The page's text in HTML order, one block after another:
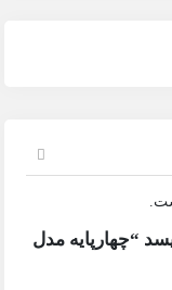
“چهارپایه مدل